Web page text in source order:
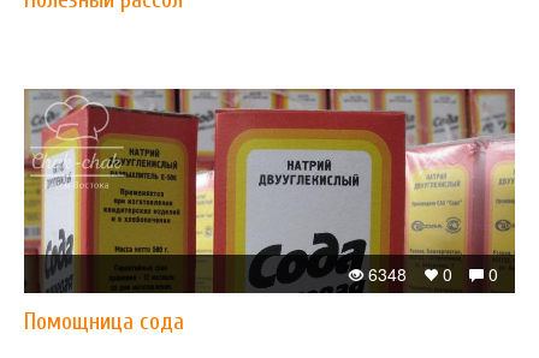
0
0
6348
Помощница сода